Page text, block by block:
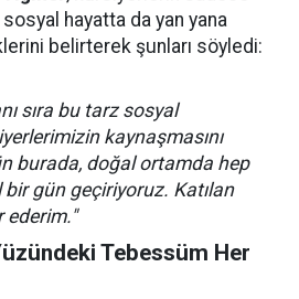
hayatta da yan yana
belirterek şunları söyledi:
sıra bu tarz sosyal
kaynaşmasını
burada, doğal ortamda hep
gün geçiriyoruz. Katılan
ederim."
Tebessüm Her